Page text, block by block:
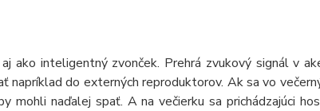
ako inteligentný zvonček. Prehrá zvukový signál v
napríklad do externých reproduktorov. Ak sa vo
mohli naďalej spať. A na večierku sa prichádzajúci